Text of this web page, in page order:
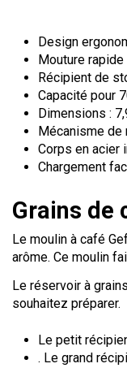
Design
Mouture
Récipient de
Capacité pour
Dimensions :
Mécanisme de
Corps en acier
Chargement
Grains de
Le moulin à café
arôme. Ce moulin
Le réservoir à
souhaitez préparer.
Le petit
. Le grand